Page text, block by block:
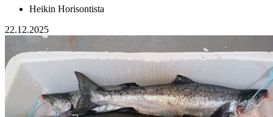
Heikin Horisontista
22.12.2025